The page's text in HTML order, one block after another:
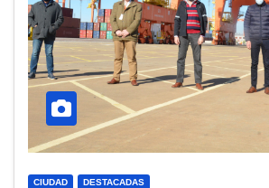
CIUDAD DESTACADAS